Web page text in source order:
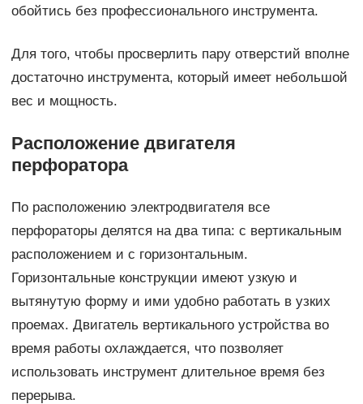
обойтись без профессионального инструмента.
Для того, чтобы просверлить пару отверстий вполне
достаточно инструмента, который имеет небольшой
вес и мощность.
Расположение двигателя
перфоратора
По расположению электродвигателя все
перфораторы делятся на два типа: с вертикальным
расположением и с горизонтальным.
Горизонтальные конструкции имеют узкую и
вытянутую форму и ими удобно работать в узких
проемах. Двигатель вертикального устройства во
время работы охлаждается, что позволяет
использовать инструмент длительное время без
перерыва.